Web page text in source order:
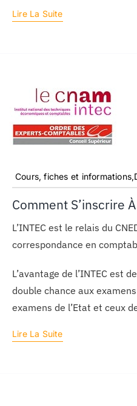
Lire La Suite
Cours, fiches et
Comment S’inscrire
L’INTEC est le relais du
correspondance en
L’avantage de l’INTEC est
double chance aux
examens de l’Etat et ceux
Lire La Suite